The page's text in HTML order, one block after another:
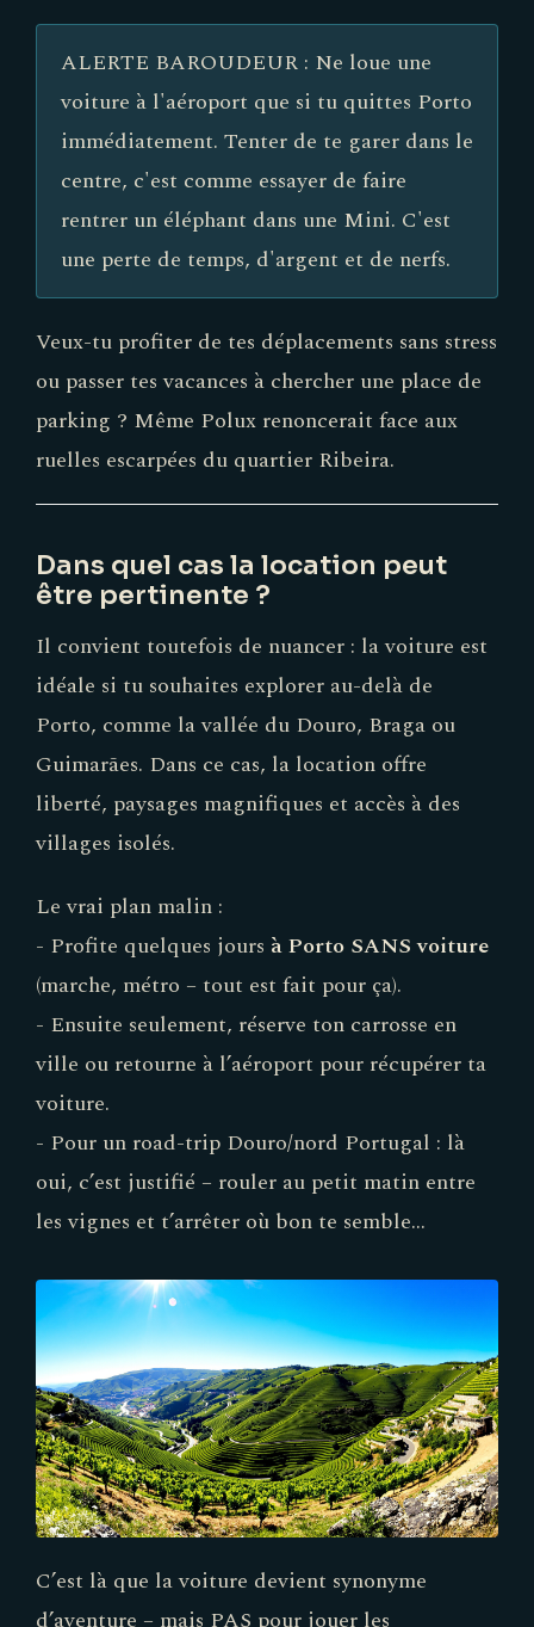
ALERTE BAROUDEUR : Ne loue une
voiture à l'aéroport que si tu quittes Porto
immédiatement. Tenter de te garer dans le
centre, c'est comme essayer de faire
rentrer un éléphant dans une Mini. C'est
une perte de temps, d'argent et de nerfs.
Veux-tu profiter de tes déplacements sans stress
ou passer tes vacances à chercher une place de
parking ? Même Polux renoncerait face aux
ruelles escarpées du quartier Ribeira.
Dans quel cas la location peut
être pertinente ?
Il convient toutefois de nuancer : la voiture est
idéale si tu souhaites explorer au-delà de
Porto, comme la vallée du Douro, Braga ou
Guimarães. Dans ce cas, la location offre
liberté, paysages magnifiques et accès à des
villages isolés.
Le vrai plan malin :
- Profite quelques jours à Porto SANS voiture
(marche, métro – tout est fait pour ça).
- Ensuite seulement, réserve ton carrosse en
ville ou retourne à l’aéroport pour récupérer ta
voiture.
- Pour un road-trip Douro/nord Portugal : là
oui, c’est justifié – rouler au petit matin entre
les vignes et t’arrêter où bon te semble…
C’est là que la voiture devient synonyme